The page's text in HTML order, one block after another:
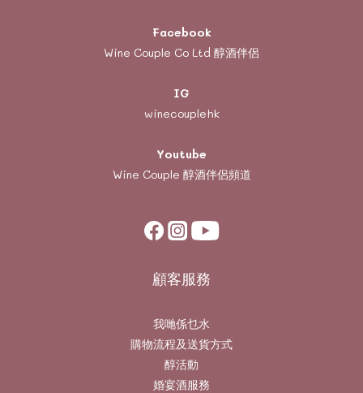
Facebook
Wine Couple Co Ltd 醇酒伴侶
IG
winecouplehk
Youtube
Wine Couple 醇酒伴侶頻道
顧客服務
我哋係乜水
購物流程及送貨方式
醇活動
婚宴酒服務